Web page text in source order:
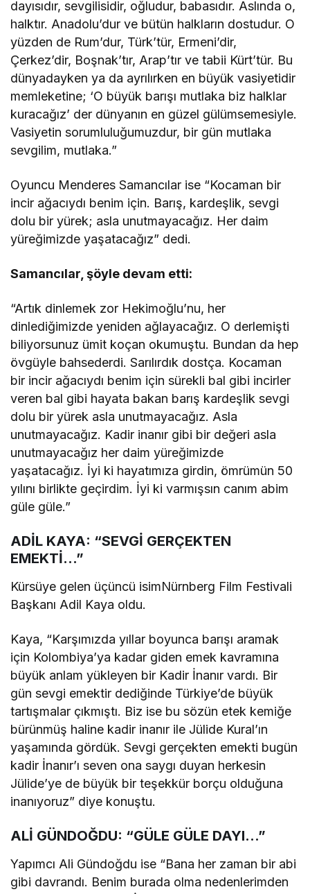
dayısıdır, sevgilisidir, oğludur, babasıdır. Aslında o,
halktır. Anadolu’dur ve bütün halkların dostudur. O
yüzden de Rum’dur, Türk’tür, Ermeni’dir,
Çerkez’dir, Boşnak’tır, Arap’tır ve tabii Kürt’tür. Bu
dünyadayken ya da ayrılırken en büyük vasiyetidir
memleketine; ‘O büyük barışı mutlaka biz halklar
kuracağız’ der dünyanın en güzel gülümsemesiyle.
Vasiyetin sorumluluğumuzdur, bir gün mutlaka
sevgilim, mutlaka.”
Oyuncu Menderes Samancılar ise “Kocaman bir
incir ağacıydı benim için. Barış, kardeşlik, sevgi
dolu bir yürek; asla unutmayacağız. Her daim
yüreğimizde yaşatacağız” dedi.
Samancılar, şöyle devam etti:
“Artık dinlemek zor Hekimoğlu’nu, her
dinlediğimizde yeniden ağlayacağız. O derlemişti
biliyorsunuz ümit koçan okumuştu. Bundan da hep
övgüyle bahsederdi. Sarılırdık dostça. Kocaman
bir incir ağacıydı benim için sürekli bal gibi incirler
veren bal gibi hayata bakan barış kardeşlik sevgi
dolu bir yürek asla unutmayacağız. Asla
unutmayacağız. Kadir inanır gibi bir değeri asla
unutmayacağız her daim yüreğimizde
yaşatacağız. İyi ki hayatımıza girdin, ömrümün 50
yılını birlikte geçirdim. İyi ki varmışsın canım abim
güle güle.”
ADİL KAYA: “SEVGİ GERÇEKTEN
EMEKTİ…”
Kürsüye gelen üçüncü isimNürnberg Film Festivali
Başkanı Adil Kaya oldu.
Kaya, “Karşımızda yıllar boyunca barışı aramak
için Kolombiya’ya kadar giden emek kavramına
büyük anlam yükleyen bir Kadir İnanır vardı. Bir
gün sevgi emektir dediğinde Türkiye’de büyük
tartışmalar çıkmıştı. Biz ise bu sözün etek kemiğe
bürünmüş haline kadir inanır ile Jülide Kural’ın
yaşamında gördük. Sevgi gerçekten emekti bugün
kadir İnanır’ı seven ona saygı duyan herkesin
Jülide’ye de büyük bir teşekkür borçu olduğuna
inanıyoruz” diye konuştu.
ALİ GÜNDOĞDU: “GÜLE GÜLE DAYI…”
Yapımcı Ali Gündoğdu ise “Bana her zaman bir abi
gibi davrandı. Benim burada olma nedenlerimden